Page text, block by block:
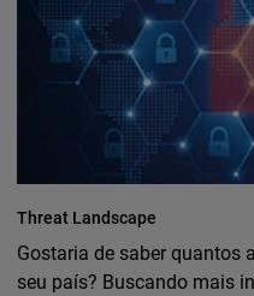
Threat Landscape
Gostaria de saber quantos
seu país? Buscando mais